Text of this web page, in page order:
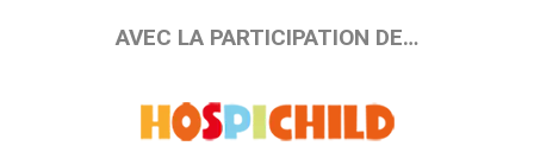
AVEC LA PARTICIPATION DE…